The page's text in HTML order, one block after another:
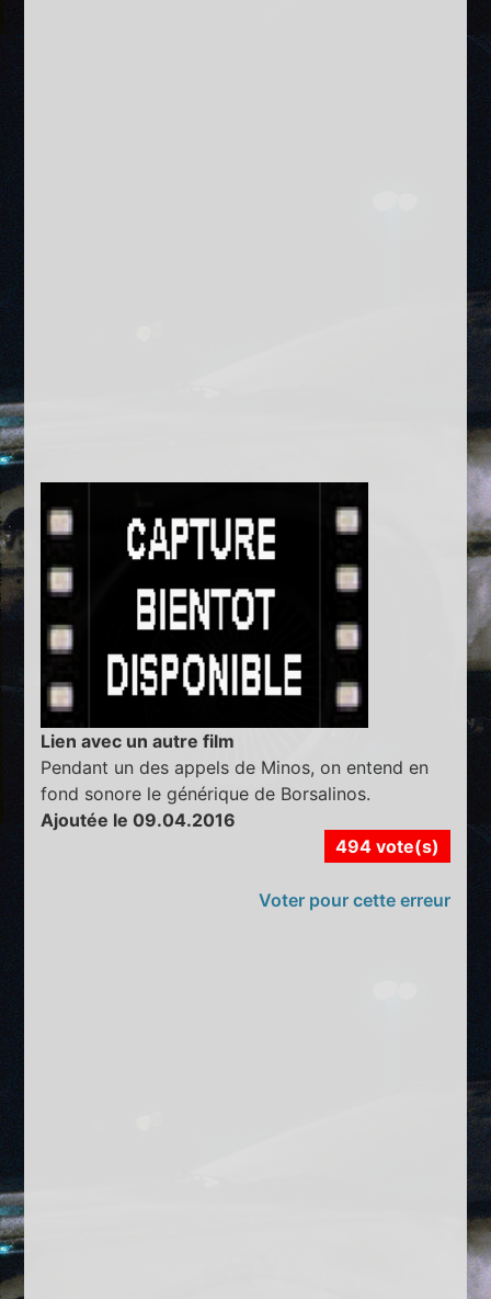
Lien avec un autre film
Pendant un des appels de Minos, on entend en
fond sonore le générique de Borsalinos.
Ajoutée le 09.04.2016
494 vote(s)
Voter pour cette erreur